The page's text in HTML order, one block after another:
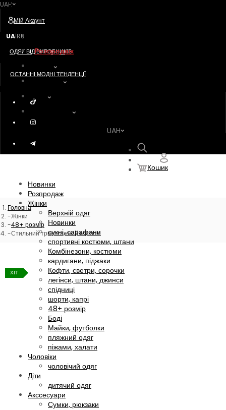
UAH
Мій Акаунт
UA|RU
ОДЯГ ВІД ВИРОБНИКІВ
ОСТАННІ МОДНІ ТЕНДЕНЦІЇ
Postavshik
Розпродаж
Діти
UAH
Кошик
Новинки
Розпродаж
Жінки
Верхній одяг
Новинки
сукні, сарафани
спортивні костюми, штани
Комбінезони, костюми
кардигани, піджаки
Кофти, светри, сорочки
легінси, штани, джинси
спідниці
шорти, капрі
48+ розмір
Боді
Майки, футболки
пляжний одяг
піжами, халати
Чоловіки
чоловічий одяг
Діти
дитячий одяг
Акссесуари
Сумки, рюкзаки
Головна
Жінки
48+ розмір
Стильний трикотажний костюм
ХІТ